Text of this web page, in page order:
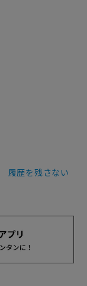
履歴を残さない